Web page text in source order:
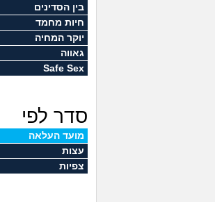
בין הסדינים
חיות מחמד
יוקר המחיה
גאווה
Safe Sex
סדר לפי
מועד העלאה
עצות
צפיות